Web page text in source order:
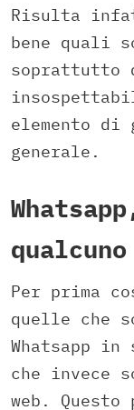
Risulta
bene quali
soprattutto
elemento di
generale.
Per prima
quelle che
Whatsapp
che invece
web.